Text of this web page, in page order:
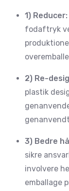
1)
fodaftryk
2) Re-
plastik
3) Bedre
sikre
involvere
emballage